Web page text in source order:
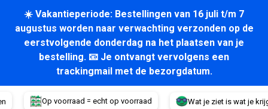
☀️ Vakantieperiode: Bestellingen van 16 juli t/m 7
augustus worden naar verwachting verzonden op de
eerstvolgende donderdag na het plaatsen van je
bestelling. 📧 Je ontvangt vervolgens een
trackingmail met de bezorgdatum.
Op voorraad = echt op voorraad Wat je ziet is wat je krijgt!
Voertuig